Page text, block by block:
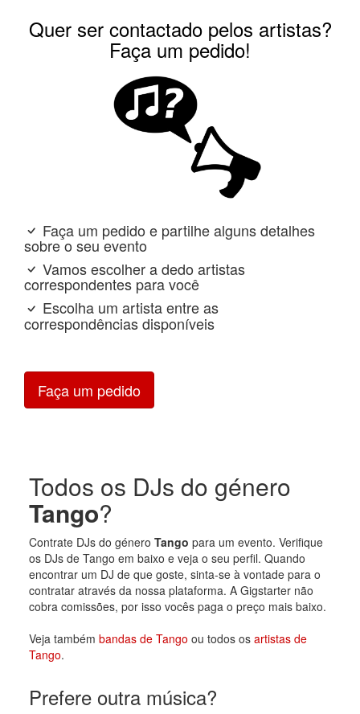
Quer ser contactado pelos artistas?
Faça um pedido!
Faça um pedido e partilhe alguns detalhes
sobre o seu evento
Vamos escolher a dedo artistas
correspondentes para você
Escolha um artista entre as
correspondências disponíveis
Faça um pedido
Todos os DJs do género
Tango?
Contrate DJs do género Tango para um evento. Verifique
os DJs de Tango em baixo e veja o seu perfil. Quando
encontrar um DJ de que goste, sinta-se à vontade para o
contratar através da nossa plataforma. A Gigstarter não
cobra comissões, por isso vocês paga o preço mais baixo.
Veja também bandas de Tango ou todos os artistas de
Tango.
Prefere outra música?